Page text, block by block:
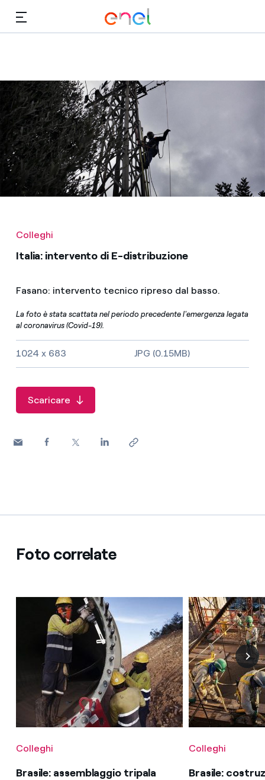
Investitori
Colleghi
Italia: intervento di E-distribuzione
Fasano: intervento tecnico ripreso dal basso.
La foto è stata scattata nel periodo precedente l'emergenza legata
al coronavirus (Covid-19).
Dimensioni dell'immagine e tipo di file
1024 x 683 JPG (0.15MB)
Scaricare
Foto correlate
Colleghi
Brasile: assemblaggio tripala
Colleghi
Brasile: